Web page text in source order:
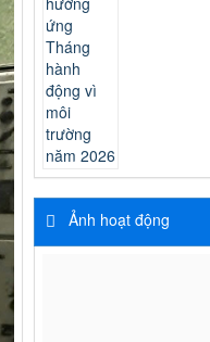
Ảnh hoạt động